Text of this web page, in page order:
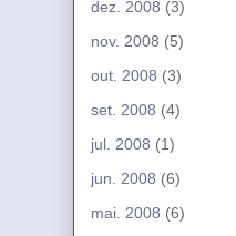
dez. 2008 (3)
nov. 2008 (5)
out. 2008 (3)
set. 2008 (4)
jul. 2008 (1)
jun. 2008 (6)
mai. 2008 (6)